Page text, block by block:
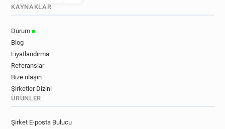
KAYNAKLAR
Durum
Blog
Fiyatlandırma
Referanslar
Bize ulaşın
Şirketler Dizini
ÜRÜNLER
Şirket E-posta Bulucu